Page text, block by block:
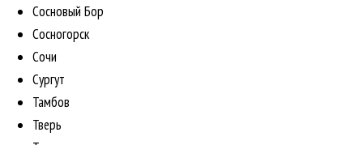
Сосновый Бор
Сосногорск
Сочи
Сургут
Тамбов
Тверь